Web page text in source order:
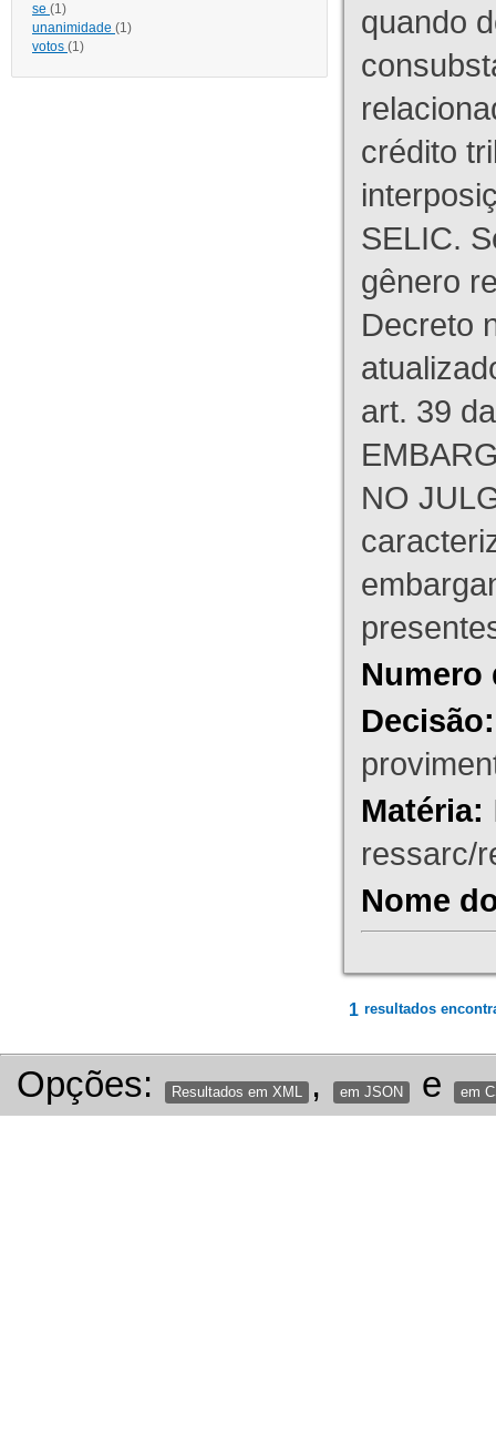
se (1)
unanimidade (1)
votos (1)
quando
crédito
SELIC.
gênero
Decreto
art. 39
NO
Numero
Decisão:
Matéria:
ressarc/
Nome
1 resultados
Opções: Resultados em XML , em JSON e em